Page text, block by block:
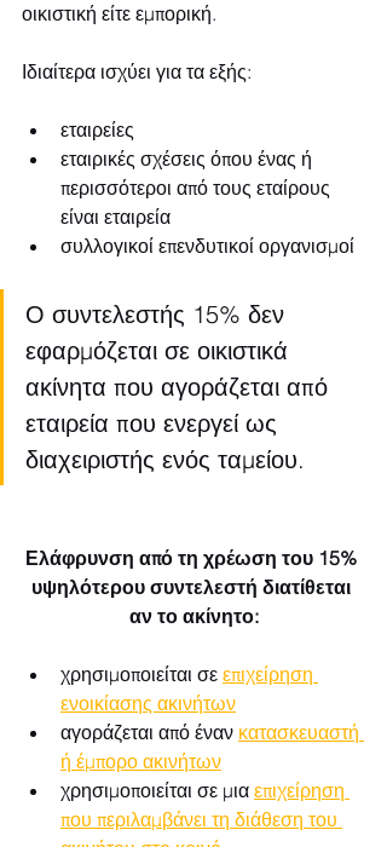
οικιστική είτε εμπορική.
Ιδιαίτερα ισχύει για τα εξής:
εταιρείες
εταιρικές σχέσεις όπου ένας ή
περισσότεροι από τους εταίρους
είναι εταιρεία
συλλογικοί επενδυτικοί οργανισμοί
Ο συντελεστής 15% δεν
εφαρμόζεται σε οικιστικά
ακίνητα που αγοράζεται από
εταιρεία που ενεργεί ως
διαχειριστής ενός ταμείου.
Ελάφρυνση από τη χρέωση του 15%
υψηλότερου συντελεστή διατίθεται
αν το ακίνητο:
χρησιμοποιείται σε επιχείρηση
ενοικίασης ακινήτων
αγοράζεται από έναν κατασκευαστή
ή έμπορο ακινήτων
χρησιμοποιείται σε μια επιχείρηση
που περιλαμβάνει τη διάθεση του